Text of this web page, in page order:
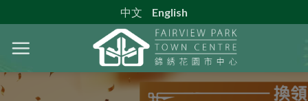
to
content
中文 English